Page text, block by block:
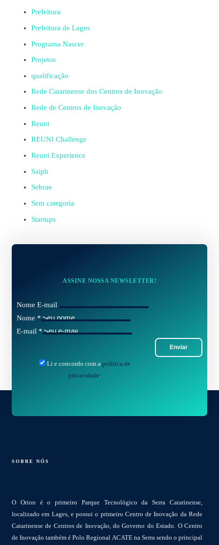
Prefeitura
Prefeitura de Lages
Programa Nascer
Projetos
qualificação
Rede Catarinense dos Centros de Inovação
Rede de Centros de Inovação
Reuni
REUNI Challenge
Reuni Experience
Saiph
Sebrae
Sem categoria
Startups
ASSINE NOSSA NEWSLETTER!
Nome E-mail
Nome *
E-mail *
Enviar
Li e concordo com a política de
privacidade
SOBRE NÓS
O Orion é o primeiro Parque Tecnológico da Serra Catarinense,
localizado em Lages, e possui o primeiro Centro de Inovação da Rede
Catarinense de Centros de Inovação, do Governo do Estado. O Centro
de Inovação também é Polo Regional ACATE na Serra sendo o principal